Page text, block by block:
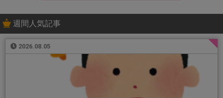
週間人気記事
2026.08.05